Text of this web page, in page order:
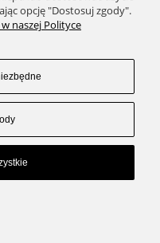
opcję "Dostosuj zgody".
naszej Polityce